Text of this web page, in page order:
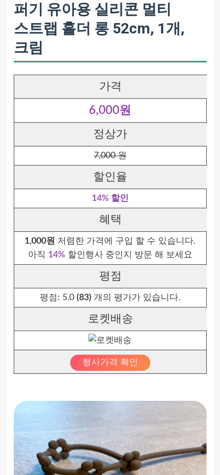
퍼기 유아용 실리콘 멀티
스트랩 홀더 롱 52cm, 1개,
크림
가격
6,000원
정상가
7,000 원
할인율
14% 할인
혜택
1,000원 저렴한 가격에 구입 할 수 있습니다.
아직 14% 할인행사 중인지 방문 해 보세요
평점
평점: 5.0 (83) 개의 평가가 있습니다.
로켓배송
행사가격 확인